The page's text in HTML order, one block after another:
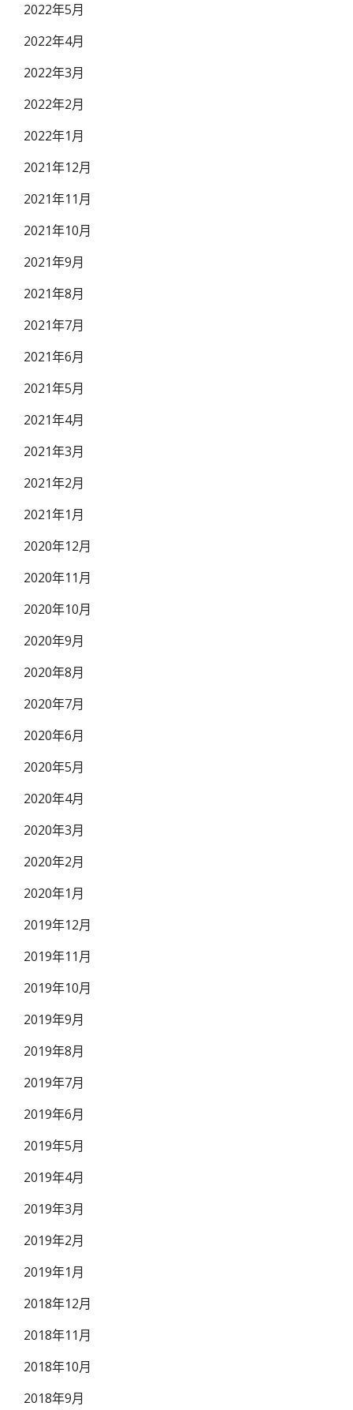
2022年5月
2022年4月
2022年3月
2022年2月
2022年1月
2021年12月
2021年11月
2021年10月
2021年9月
2021年8月
2021年7月
2021年6月
2021年5月
2021年4月
2021年3月
2021年2月
2021年1月
2020年12月
2020年11月
2020年10月
2020年9月
2020年8月
2020年7月
2020年6月
2020年5月
2020年4月
2020年3月
2020年2月
2020年1月
2019年12月
2019年11月
2019年10月
2019年9月
2019年8月
2019年7月
2019年6月
2019年5月
2019年4月
2019年3月
2019年2月
2019年1月
2018年12月
2018年11月
2018年10月
2018年9月